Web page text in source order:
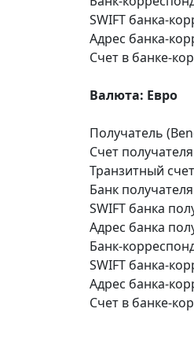
SWIFT банка-
Адрес банка-
Счет в банке-
Валюта: Евро
Получатель
Счет
Транзитный
Банк
SWIFT банка
Адрес банка
Банк-
SWIFT банка-
Адрес банка-
Счет в банке-